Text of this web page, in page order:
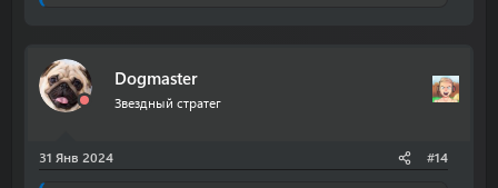
Dogmaster
Звездный стратег
31 Янв 2024 #14